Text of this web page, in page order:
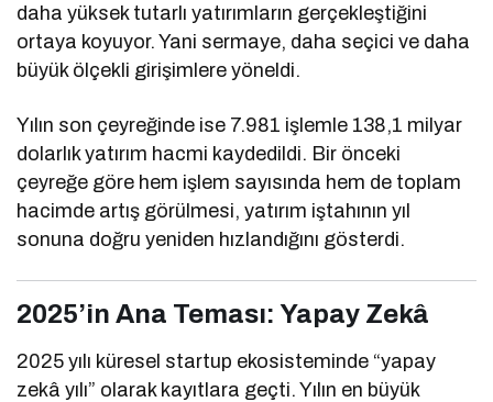
daha yüksek tutarlı yatırımların gerçekleştiğini
ortaya koyuyor. Yani sermaye, daha seçici ve daha
büyük ölçekli girişimlere yöneldi.
Yılın son çeyreğinde ise 7.981 işlemle 138,1 milyar
dolarlık yatırım hacmi kaydedildi. Bir önceki
çeyreğe göre hem işlem sayısında hem de toplam
hacimde artış görülmesi, yatırım iştahının yıl
sonuna doğru yeniden hızlandığını gösterdi.
2025’in Ana Teması: Yapay Zekâ
2025 yılı küresel startup ekosisteminde “yapay
zekâ yılı” olarak kayıtlara geçti. Yılın en büyük